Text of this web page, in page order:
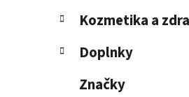
Kozmetika a
Doplnky
Značky